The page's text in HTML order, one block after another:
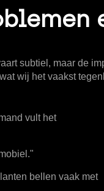
subtiel, maar de
wij het vaakst
vult het
bellen vaak met